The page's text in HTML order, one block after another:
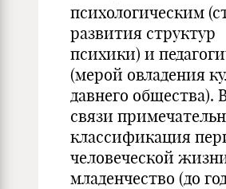
психологическим
развития структур
психики) и
(мерой овладения
давнего общества).
связи
классификация
человеческой
младенчество (до